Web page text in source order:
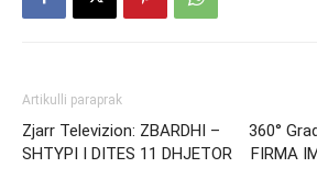
Artikulli paraprak
Zjarr Televizion: ZBARDHI –
SHTYPI I DITES 11 DHJETOR
360°
FIRMA